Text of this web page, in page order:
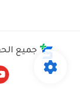
جميع